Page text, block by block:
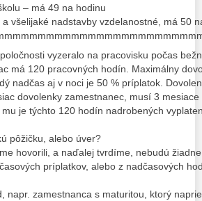
– má 49 na hodinu
všelijaké nadstavby vzdelanostné, má 50
vyzeralo na pracovisku počas
má 120 pracovných hodín. Maximálny
nadčas aj v noci je 50 % príplatok.
dovolenky zamestnanec, musí 3
je týchto 120 hodín nadrobených
pôžičku, alebo úver?
hovorili, a naďalej tvrdíme, nebudú
príplatkov, alebo z nadčasových
napr. zamestnanca s maturitou, ktorý